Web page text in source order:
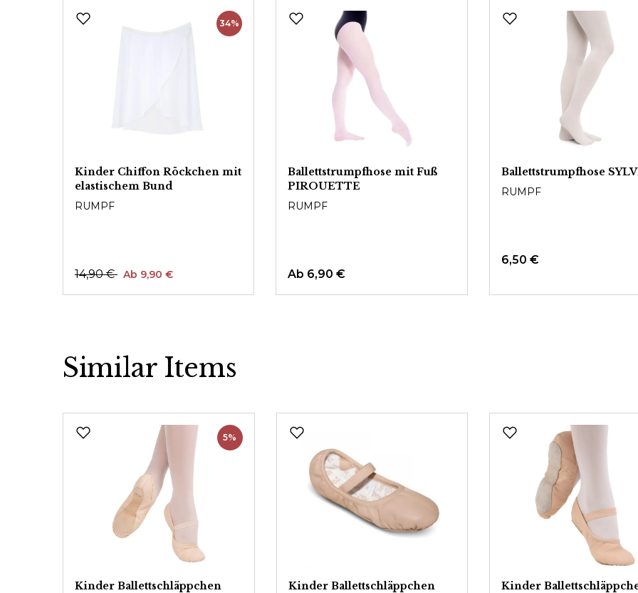
34%
Kinder Chiffon Röckchen mit
elastischem Bund
RUMPF
14,90 € Ab 9,90 €
Ballettstrumpfhose mit Fuß
PIROUETTE
RUMPF
Ab 6,90 €
Ballettstrumpfhose
RUMPF
6,50 €
Similar Items
5%
Kinder Ballettschläppchen
Kinder Ballettschläppchen
Kinder